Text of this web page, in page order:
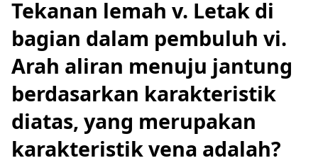
Tekanan lemah v. Letak di
bagian dalam pembuluh vi.
Arah aliran menuju jantung
berdasarkan karakteristik
diatas, yang merupakan
karakteristik vena adalah?